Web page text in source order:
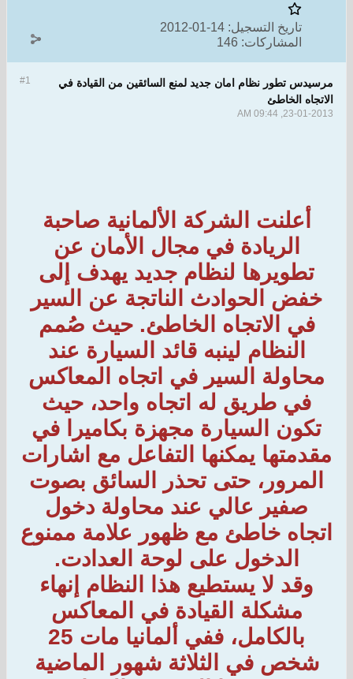
تاريخ التسجيل: 14-01-2012
المشاركات: 146
#1
مرسيدس تطور نظام امان جديد لمنع السائقين من القيادة في
الاتجاه الخاطئ
23-01-2013, 09:44 AM
أعلنت الشركة الألمانية صاحبة
الريادة في مجال الأمان عن
تطويرها لنظام جديد يهدف إلى
خفض الحوادث الناتجة عن السير
في الاتجاه الخاطئ. حيث صُمم
النظام لينبه قائد السيارة عند
محاولة السير في اتجاه المعاكس
في طريق له اتجاه واحد، حيث
تكون السيارة مجهزة بكاميرا في
مقدمتها يمكنها التفاعل مع اشارات
المرور، حتى تحذر السائق بصوت
صفير عالي عند محاولة دخول
اتجاه خاطئ مع ظهور علامة ممنوع
الدخول على لوحة العدادت.
وقد لا يستطيع هذا النظام إنهاء
مشكلة القيادة في المعاكس
بالكامل، ففي ألمانيا مات 25
شخص في الثلاثة شهور الماضية